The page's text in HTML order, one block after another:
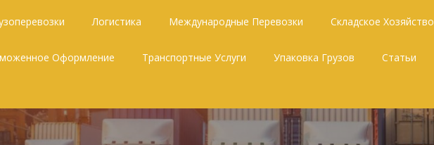
Логистика Международные Перевозки Складское Хозяйство
Оформление Транспортные Услуги Упаковка Грузов Статьи